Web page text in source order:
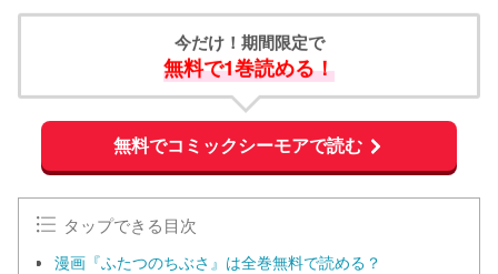
今だけ！期間限定で
無料で1巻読める！
無料でコミックシーモアで読む
タップできる目次
漫画『ふたつのちぶさ』は全巻無料で読める？